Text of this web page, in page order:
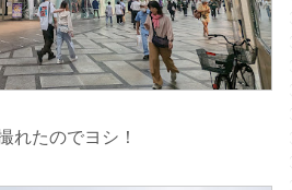
れたのでヨシ！